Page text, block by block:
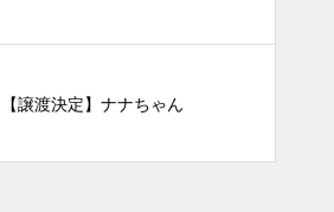
【譲渡決定】ナナちゃん